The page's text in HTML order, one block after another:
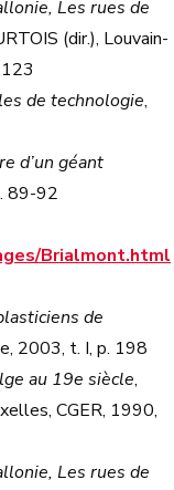
Les rues de
(dir.), Louvain-
de technologie,
d’un géant
89-92
Brialmont.html
de
2003, t. I, p. 198
au 19e siècle,
CGER, 1990,
Les rues de